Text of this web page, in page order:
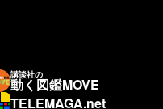
講談社の
動く図鑑MOVE
TELEMAGA.net